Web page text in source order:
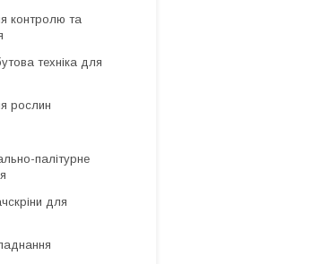
контролю та
техніка для
рослин
палітурне
для